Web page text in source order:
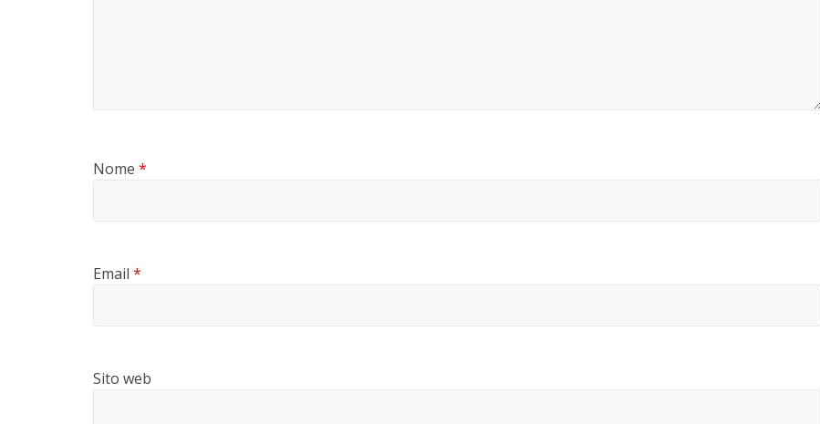
Nome *
Email *
Sito web